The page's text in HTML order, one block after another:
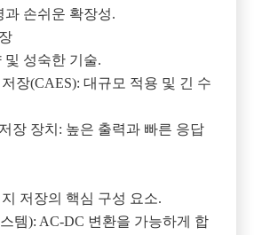
과 손쉬운 확장성.
및 성숙한 기술.
장(CAES): 대규모 적용 및 긴 수
장 장치: 높은 출력과 빠른 응답
저장의 핵심 구성 요소.
템): AC-DC 변환을 가능하게 합